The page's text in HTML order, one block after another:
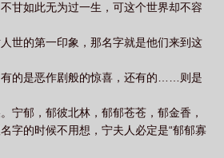
甘如此无为过一生，可这个世界却不容
世的第一印象，那名字就是他们来到这
的是恶作剧般的惊喜，还有的……则是
宁郁，郁彼北林，郁郁苍苍，郁金香，
字的时候不用想，宁夫人必定是“郁郁寡